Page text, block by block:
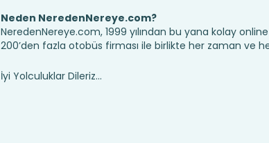
Neden NeredenNereye.com?
NeredenNereye.com, 1999 yılından bu yana kolay
200’den fazla otobüs firması ile birlikte her zaman ve
İyi Yolculuklar Dileriz...